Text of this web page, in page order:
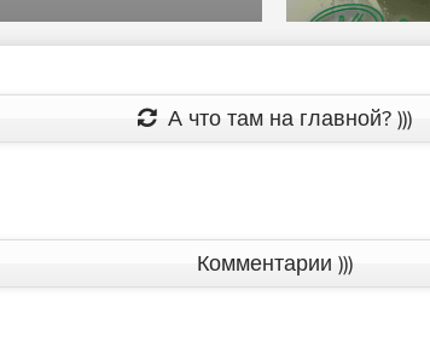
А что там на главной? )))
Комментарии )))